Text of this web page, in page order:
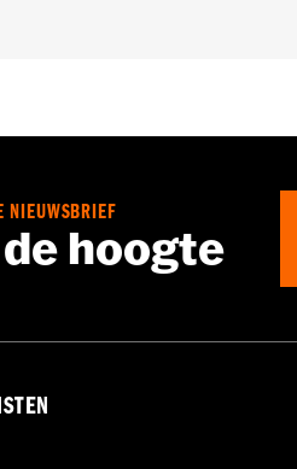
NIEUWSBRIEF
hoogte